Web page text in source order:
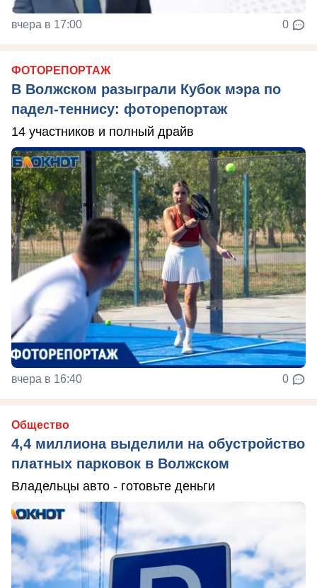
вчера в 17:00 0
ФОТОРЕПОРТАЖ
В Волжском разыграли Кубок мэра по
падел-теннису: фоторепортаж
14 участников и полный драйв
вчера в 16:40 0
Общество
4,4 миллиона выделили на обустройство
платных парковок в Волжском
Владельцы авто - готовьте деньги